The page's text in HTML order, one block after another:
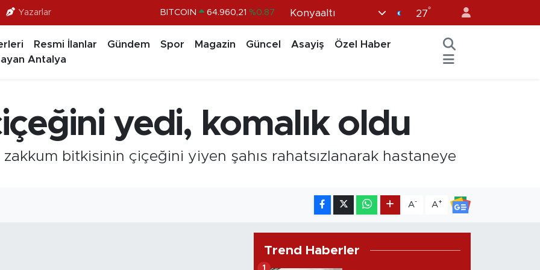
Yazarlar BITCOIN 64.960,21 %0.87
BİST100 13.779 %-14
Konyaaltı 27°
Resmi İlanlar Gündem Spor Magazin Güncel Asayiş
Özel Haber
Antalya
yedi, komalık oldu
zakkum bitkisinin çiçeğini yiyen şahıs rahatsızlanarak hastaneye
A- A+
Trend Haberler
1